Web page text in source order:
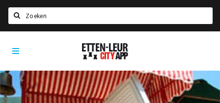
Home
Agenda
Deals
Etten-
Leur
App